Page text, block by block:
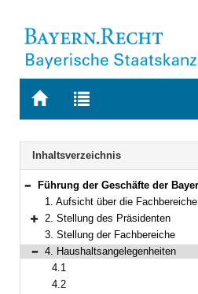
Zur
BAYERN.RECHT
Zur
letzten
Suche
Navigation
Inhaltsverzeichnis
Bereich reduzieren
Führung der Geschäfte der
1. Aufsicht über die
Bereich erweitern
2. Stellung des Präsidenten
3. Stellung der Fachbereiche
Bereich reduzieren
4. Haushaltsangelegenheiten
4.1
4.2